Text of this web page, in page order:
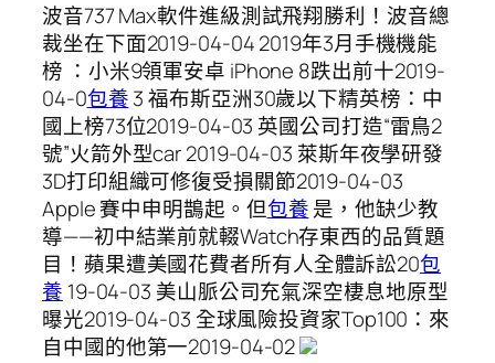
波音737 Max軟件進級測試飛翔勝利！波音總
裁坐在下面2019-04-04 2019年3月手機機能
榜 ：小米9領軍安卓 iPhone 8跌出前十2019-
04-0包養3 福布斯亞洲30歲以下精英榜：中
國上榜73位2019-04-03 英國公司打造“雷鳥2
號”火箭外型car 2019-04-03 萊斯年夜學研發
3D打印組織可修復受損關節2019-04-03
Apple 賽中申明鵲起。但包養是，他缺少教
導——初中結業前就輟Watch存東西的品質題
目！蘋果遭美國花費者所有人全體訴訟20包
養 19-04-03 美山脈公司充氣深空棲息地原型
曝光2019-04-03 全球風險投資家Top100：來
自中國的他第一2019-04-02